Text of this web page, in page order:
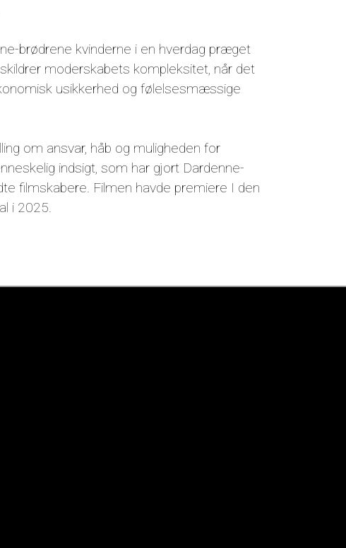
brødrene kvinderne i en hverdag præget
moderskabets kompleksitet, når det
usikkerhed og følelsesmæssige
om ansvar, håb og muligheden for
indsigt, som har gjort Dardenne-
filmskabere. Filmen havde premiere I den
i 2025.